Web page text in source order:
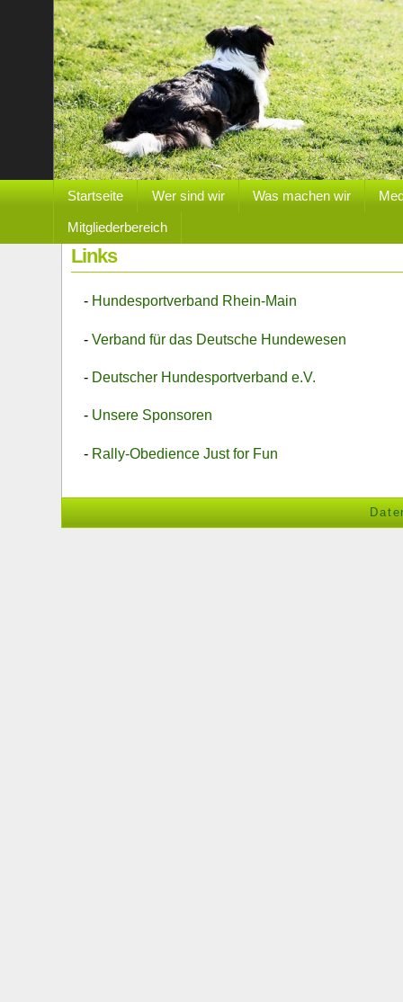
Startseite Wer sind wir Was machen wir
Mitgliederbereich
Links
- Hundesportverband Rhein-Main
-Verband für das Deutsche Hundewesen
- Deutscher Hundesportverband e.V.
- Unsere Sponsoren
- Rally-Obedience Just for Fun